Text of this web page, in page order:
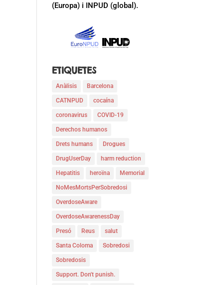
(Europa) i INPUD (global).
ETIQUETES
Anàlisis Barcelona
CATNPUD cocaína
coronavirus COVID-19
Derechos humanos
Drets humans Drogues
DrugUserDay harm reduction
Hepatitis heroïna Memorial
NoMesMortsPerSobredosi
OverdoseAware
OverdoseAwarenessDay
Presó Reus salut
Santa Coloma Sobredosi
Sobredosis
Support. Don't punish.